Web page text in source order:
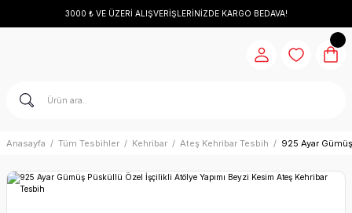
3000 ₺ VE ÜZERİ ALIŞVERİŞLERİNİZDE KARGO BEDAVA!
Anasayfa Tüm Tesbihler Kehribar Ateş Kehribar Tesbih 925 Ayar